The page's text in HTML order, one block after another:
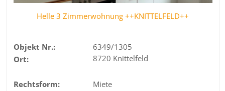
Helle 3 Zimmerwohnung ++KNITTELFELD++
Objekt Nr.:
6349/1305
Ort:
8720 Knittelfeld
Rechtsform:
Miete